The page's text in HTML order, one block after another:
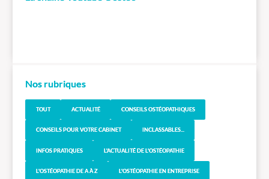
Nos rubriques
TOUT ACTUALITÉ CONSEILS OSTÉOPATHIQUES
CONSEILS POUR VOTRE CABINET INCLASSABLES...
INFOS PRATIQUES L'ACTUALITÉ DE L'OSTÉOPATHIE
L'OSTÉOPATHIE DE A À Z L'OSTÉOPATHIE EN ENTREPRISE